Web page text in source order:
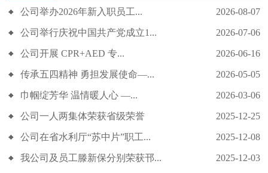
公司举办2026年新入职员工... 2026-08-07
公司举行庆祝中国共产党成立1... 2026-07-06
公司开展 CPR+AED 专... 2026-06-16
传承五四精神 勇担发展使命—... 2026-05-05
巾帼绽芳华 温情暖人心 —... 2026-03-06
公司一人两集体荣获省级荣誉 2025-12-25
公司在省水利厅“苏中片”职工... 2025-12-08
我公司及员工滕新保分别荣获邗... 2025-12-03